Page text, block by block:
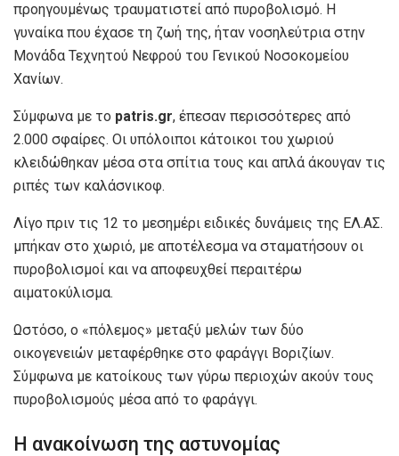
προηγουμένως τραυματιστεί από πυροβολισμό. Η
γυναίκα που έχασε τη ζωή της, ήταν νοσηλεύτρια στην
Μονάδα Τεχνητού Νεφρού του Γενικού Νοσοκομείου
Χανίων.
Σύμφωνα με το patris.gr, έπεσαν περισσότερες από
2.000 σφαίρες. Οι υπόλοιποι κάτοικοι του χωριού
κλειδώθηκαν μέσα στα σπίτια τους και απλά άκουγαν τις
ριπές των καλάσνικοφ.
Λίγο πριν τις 12 το μεσημέρι ειδικές δυνάμεις της ΕΛ.ΑΣ.
μπήκαν στο χωριό, με αποτέλεσμα να σταματήσουν οι
πυροβολισμοί και να αποφευχθεί περαιτέρω
αιματοκύλισμα.
Ωστόσο, ο «πόλεμος» μεταξύ μελών των δύο
οικογενειών μεταφέρθηκε στο φαράγγι Βοριζίων.
Σύμφωνα με κατοίκους των γύρω περιοχών ακούν τους
πυροβολισμούς μέσα από το φαράγγι.
Η ανακοίνωση της αστυνομίας